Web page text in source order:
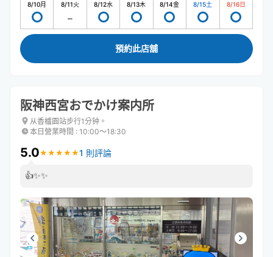
8/10月 8/11火 8/12水 8/13木 8/14金 8/15土 8/16日
預約此店舖
阪神西宮おでかけ案内所
从香櫨園站步行1分钟。
本日營業時間 : 10:00〜18:30
5.0★ ★ ★ ★ ★
★ ★ ★ ★ ★1 則評論
👍✨✨